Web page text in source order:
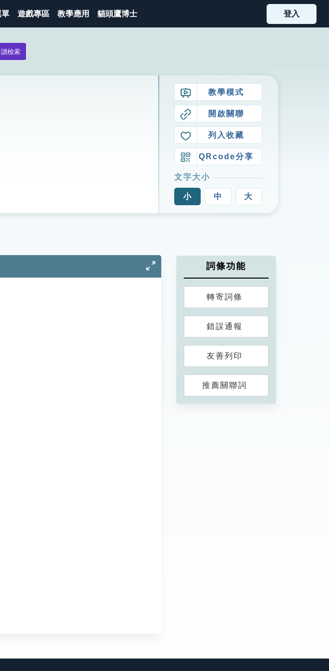
單 遊戲專區 教學應用 貓頭鷹博士 登入
檢索
教學模式
開啟關聯
列入收藏
QRcode分享
文字大小
小 中 大
詞條功能
轉寄詞條
錯誤通報
友善列印
推薦關聯詞